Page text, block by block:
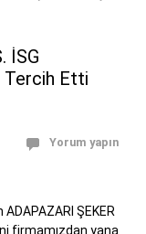
İSG
Tercih Etti
Yorum yapın
ŞEKER
firmamızdan yana